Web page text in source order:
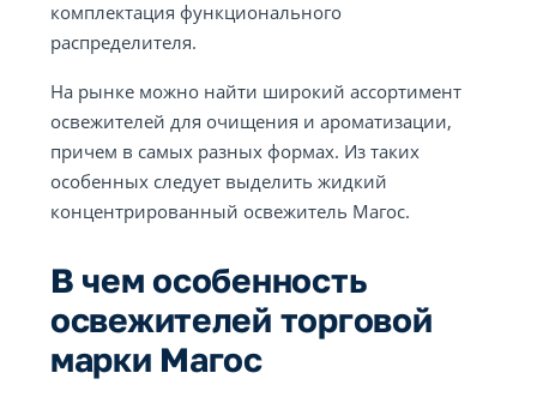
комплектация функционального
распределителя.
На рынке можно найти широкий ассортимент
освежителей для очищения и ароматизации,
причем в самых разных формах. Из таких
особенных следует выделить жидкий
концентрированный освежитель Магос.
В чем особенность
освежителей торговой
марки Магос